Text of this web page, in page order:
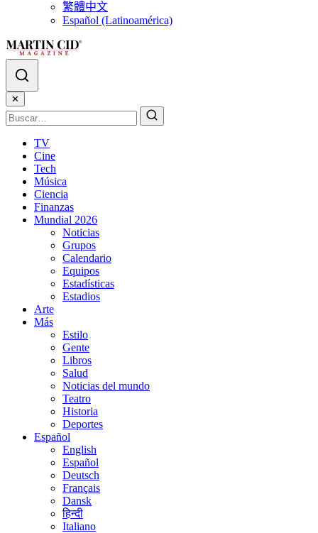
繁體中文
Español (Latinoamérica)
✕
TV
Cine
Tech
Música
Ciencia
Finanzas
Mundial 2026
Noticias
Grupos
Calendario
Equipos
Estadísticas
Estadios
Arte
Más
Estilo
Gente
Libros
Salud
Noticias del mundo
Teatro
Historia
Deportes
Español
English
Español
Deutsch
Français
Dansk
हिन्दी
Italiano